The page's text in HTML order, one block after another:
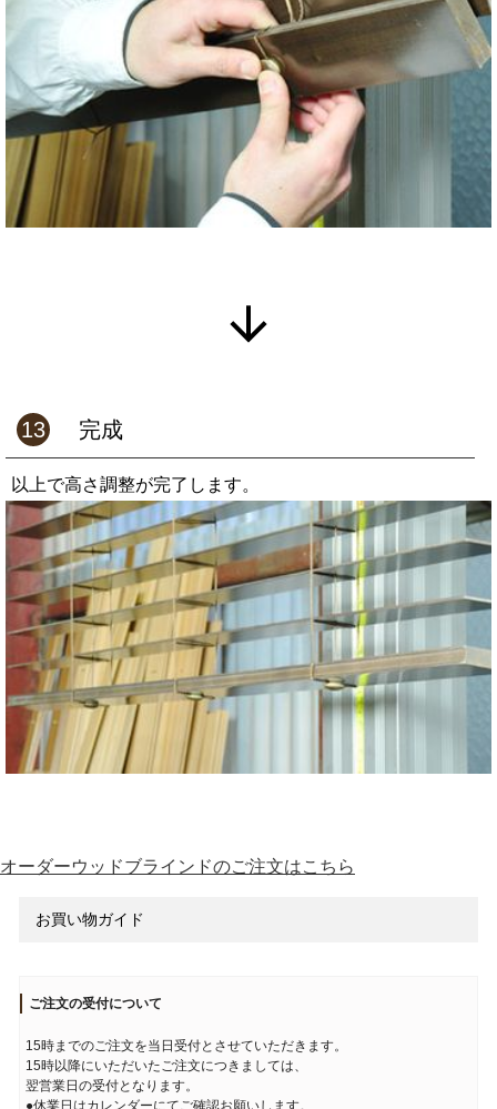
13 完成
以上で高さ調整が完了します。
オーダーウッドブラインドのご注文はこちら